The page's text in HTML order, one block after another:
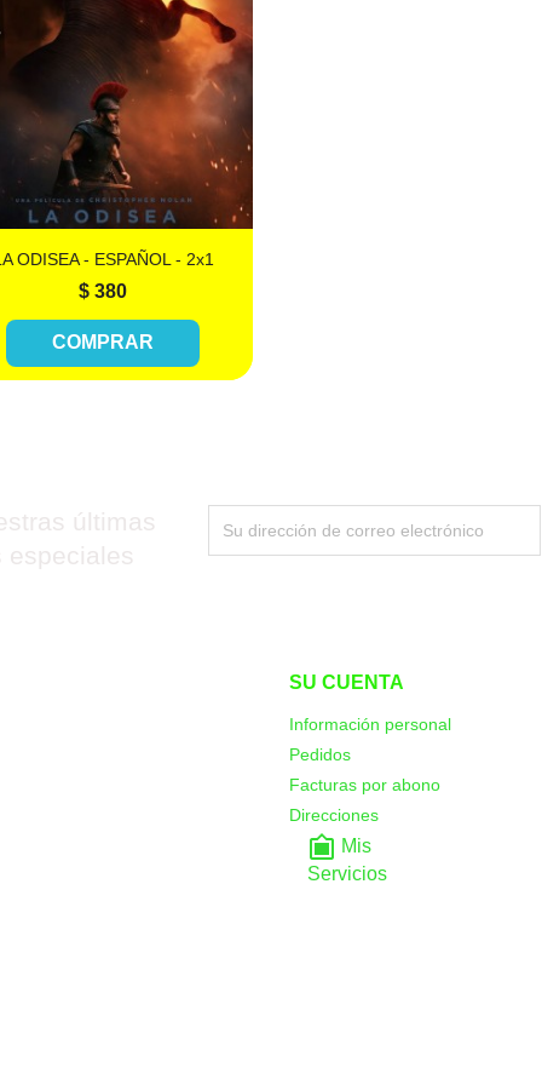
Más información
ODISEA - ESPAÑOL - 2x1
$ 380
COMPRAR
últimas
especiales
SU CUENTA
Información personal
Pedidos
Facturas por abono
Direcciones
filter_frames Mis
Servicios